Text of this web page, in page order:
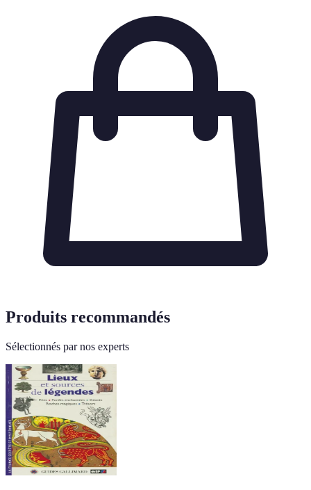
Produits recommandés
Sélectionnés par nos experts